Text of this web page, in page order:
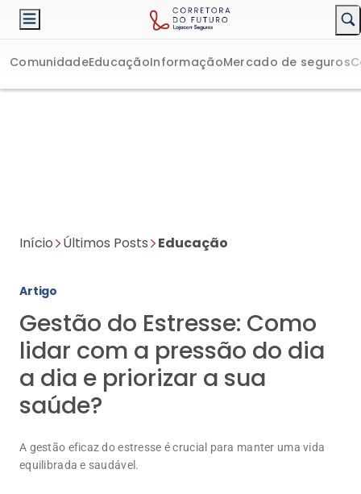
ComunidadeEducaçãoInformaçãoMercado de seguros
lidar com a pressão do dia
saúde?
A gestão eficaz do estresse é crucial para manter uma vida
equilibrada e saudável.
05/04/2024 06:00